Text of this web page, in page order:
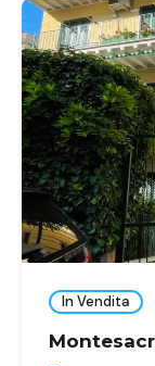
In Vendita